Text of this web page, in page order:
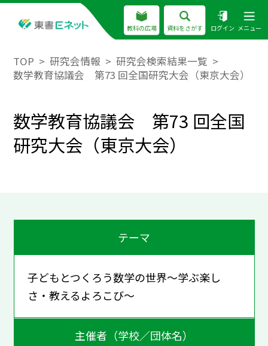
教科の広場 資料をさがす ログイン メニュー
TOP 研究会情報
研究会検索結果一覧
数学教育協議会 第73 回全国研究大会（東京大会）
数学教育協議会 第73 回全国
研究大会（東京大会）
テーマ
子どもとつくろう数学の世界〜学ぶ楽し
さ・教えるよろこび〜
主催者（学校／団体名）